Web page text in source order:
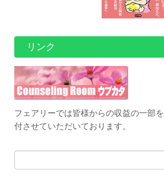
リンク
フェアリーでは皆様からの収益の一部を
付させていただいております。
検
索: